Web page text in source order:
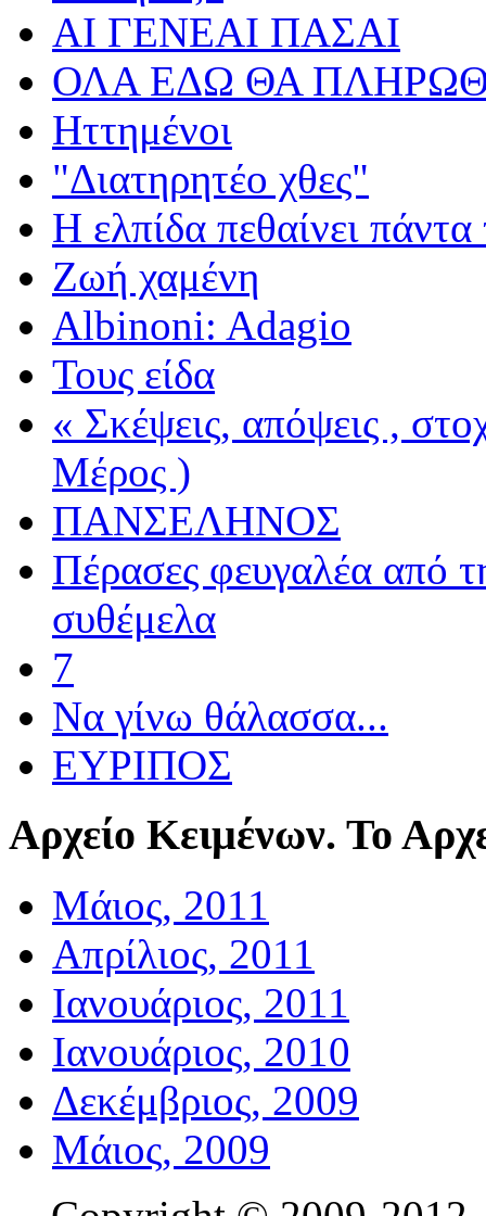
ΑΙ ΓΕΝΕΑΙ ΠΑΣΑΙ
ΟΛΑ ΕΔΩ ΘΑ
Ηττημένοι
"Διατηρητέο χθες"
Η ελπίδα πεθαίνει πάντα
Ζωή χαμένη
Albinoni: Adagio
Τους είδα
« Σκέψεις, απόψεις ,
Μέρος )
ΠΑΝΣΕΛΗΝΟΣ
Πέρασες φευγαλέα από
συθέμελα
7
Να γίνω θάλασσα...
ΕΥΡΙΠΟΣ
Αρχείο Κειμένων. Το
Μάιος, 2011
Απρίλιος, 2011
Ιανουάριος, 2011
Ιανουάριος, 2010
Δεκέμβριος, 2009
Μάιος, 2009